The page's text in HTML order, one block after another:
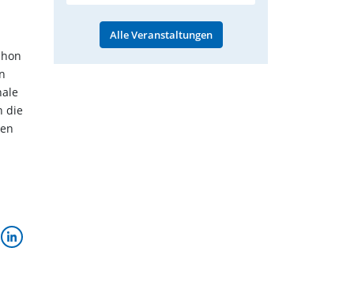
die
Alle Veranstaltungen